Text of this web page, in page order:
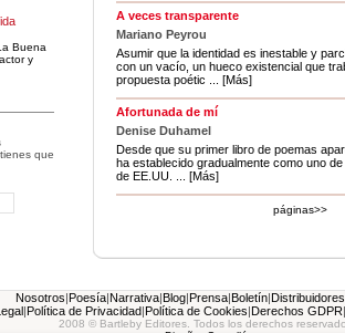
Buena
y
que
A veces transparente
Mariano Peyrou
Asumir que la identidad es inestable y
con un vacío, un hueco existencial que
propuesta poétic ... [Más]
Afortunada de mí
Denise Duhamel
Desde que su primer libro de poemas
ha establecido gradualmente como uno
de EE.UU. ... [Más]
páginas>>
Nosotros|Poesía|Narrativa|Blog|Prensa|Boletín|Distribuidores
|Política de Privacidad|Política de Cookies|Derechos GDPR|
2008 © Bartleby Editores. Todos los derechos